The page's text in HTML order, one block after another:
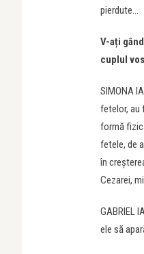
pierdute…
V-ați
cuplul
SIMONA
fetelor, au
formă
fetele, de
în
Cezarei,
GABRIEL
ele să